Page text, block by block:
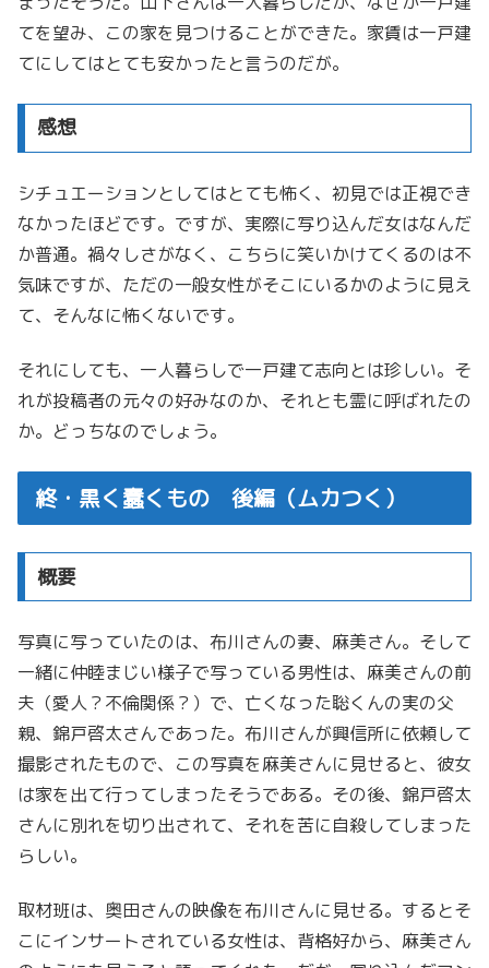
てを望み、この家を見つけることができた。家賃は一戸建
てにしてはとても安かったと言うのだが。
感想
シチュエーションとしてはとても怖く、初見では正視でき
なかったほどです。ですが、実際に写り込んだ女はなんだ
か普通。禍々しさがなく、こちらに笑いかけてくるのは不
気味ですが、ただの一般女性がそこにいるかのように見え
て、そんなに怖くないです。
それにしても、一人暮らしで一戸建て志向とは珍しい。そ
れが投稿者の元々の好みなのか、それとも霊に呼ばれたの
か。どっちなのでしょう。
終・黒く蠢くもの 後編（ムカつく）
概要
写真に写っていたのは、布川さんの妻、麻美さん。そして
一緒に仲睦まじい様子で写っている男性は、麻美さんの前
夫（愛人？不倫関係？）で、亡くなった聡くんの実の父
親、錦戸啓太さんであった。布川さんが興信所に依頼して
撮影されたもので、この写真を麻美さんに見せると、彼女
は家を出て行ってしまったそうである。その後、錦戸啓太
さんに別れを切り出されて、それを苦に自殺してしまった
らしい。
取材班は、奥田さんの映像を布川さんに見せる。するとそ
こにインサートされている女性は、背格好から、麻美さん